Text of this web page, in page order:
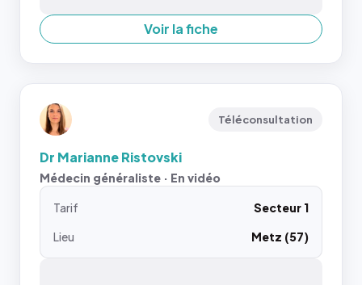
Voir la fiche
Téléconsultation
Dr Marianne Ristovski
Médecin généraliste · En vidéo
Tarif
Secteur 1
Lieu
Metz (57)